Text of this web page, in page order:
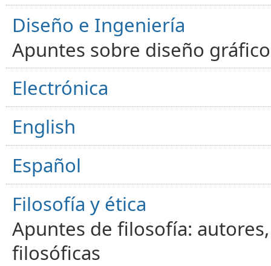
Diseño e Ingeniería
Apuntes sobre diseño
Electrónica
English
Español
Filosofía y ética
Apuntes de filosofía:
filosóficas